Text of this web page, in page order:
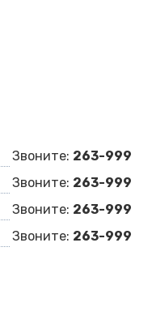
Звоните: 263-999
Звоните: 263-999
Звоните: 263-999
Звоните: 263-999